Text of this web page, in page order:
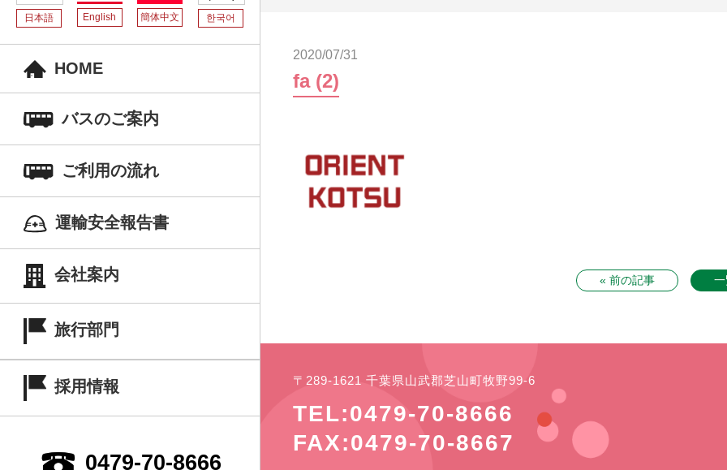
日本語 English 簡体中文 한국어
HOME
バスのご案内
ご利用の流れ
運輸安全報告書
会社案内
旅行部門
採用情報
0479-70-8666
2020/07/31
fa (2)
« 前の記事
〒289-1621 千葉県山武郡芝山町牧野99-6
TEL:0479-70-8666
FAX:0479-70-8667